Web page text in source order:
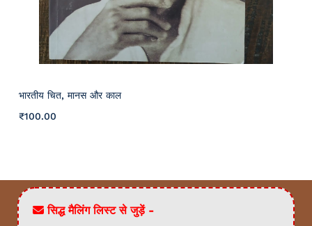
भारतीय चित, मानस और काल
₹100.00
सिद्ध मैलिंग लिस्ट से जुड़ें -